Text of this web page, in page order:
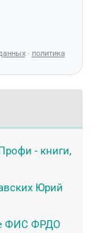
· политика
- книги,
Юрий
ФИС ФРДО